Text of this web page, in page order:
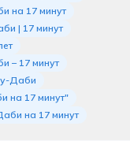
на 17 минут
| 17 минут
– 17 минут
Даби
на 17 минут"
на 17 минут